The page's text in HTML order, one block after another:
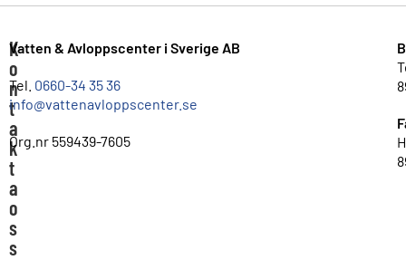
K
o
n
t
a
k
t
a
o
s
s
Vatten & Avloppscenter i Sverige AB
Tel. 0660-34 35 36
info@vattenavloppscenter.se
Org.nr 559439-7605